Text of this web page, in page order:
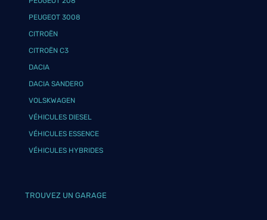
PEUGEOT 3008
CITROËN
CITROËN C3
DACIA
DACIA SANDERO
VOLSKWAGEN
VÉHICULES DIESEL
VÉHICULES ESSENCE
VÉHICULES HYBRIDES
TROUVEZ UN GARAGE